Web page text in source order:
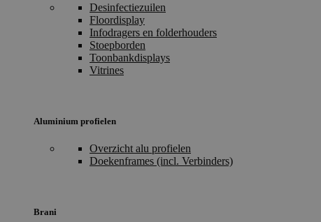
Desinfectiezuilen
Floordisplay
Infodragers en folderhouders
Stoepborden
Toonbankdisplays
Vitrines
Aluminium profielen
Overzicht alu profielen
Doekenframes (incl. Verbinders)
Brani